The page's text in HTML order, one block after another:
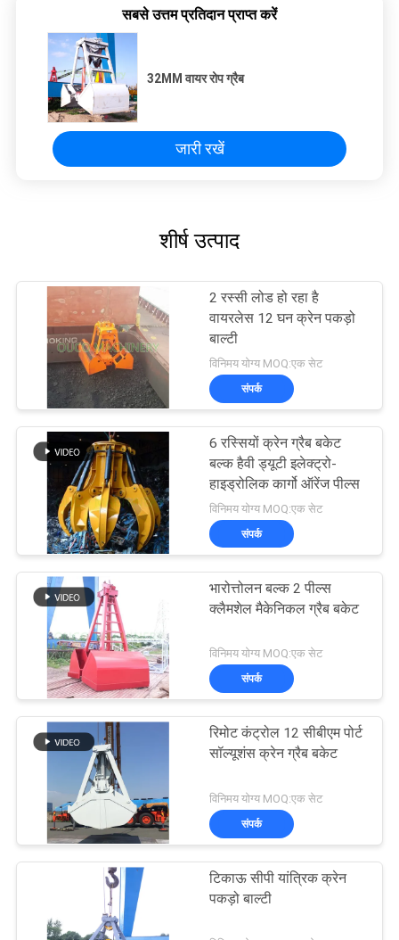
सबसे उत्तम प्रतिदान प्राप्त करें
32MM वायर रोप ग्रैब
जारी रखें
शीर्ष उत्पाद
2 रस्सी लोड हो रहा है
वायरलेस 12 घन क्रेन पकड़ो
बाल्टी
विनिमय योग्य MOQ:एक सेट
संपर्क
6 रस्सियों क्रेन ग्रैब बकेट
बल्क हैवी ड्यूटी इलेक्ट्रो-
हाइड्रोलिक कार्गो ऑरेंज पील्स
विनिमय योग्य MOQ:एक सेट
संपर्क
भारोत्तोलन बल्क 2 पील्स
क्लैमशेल मैकेनिकल ग्रैब बकेट
विनिमय योग्य MOQ:एक सेट
संपर्क
रिमोट कंट्रोल 12 सीबीएम पोर्ट
सॉल्यूशंस क्रेन ग्रैब बकेट
विनिमय योग्य MOQ:एक सेट
संपर्क
टिकाऊ सीपी यांत्रिक क्रेन
पकड़ो बाल्टी